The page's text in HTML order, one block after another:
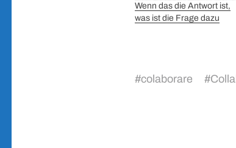
Wenn das die Antwort ist,
was ist die Frage dazu
#colaborare #